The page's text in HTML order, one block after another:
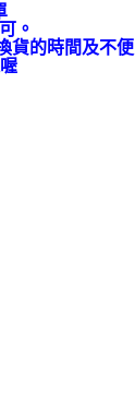
。
貨的時間及不便